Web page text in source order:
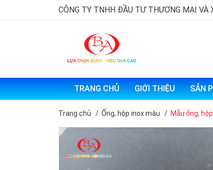
CÔNG TY TNHH ĐẦU TƯ THƯƠNG MẠI VÀ
TRANG CHỦ GIỚI THIỆU SẢN
Trang chủ / Ống, hộp inox màu / Mẫu ống,